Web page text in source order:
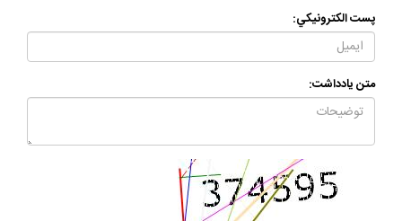
پست الكترونيكي:
متن يادداشت: